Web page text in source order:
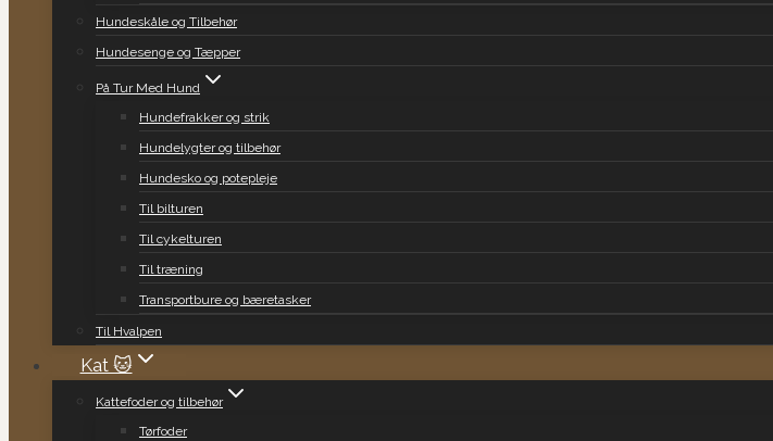
Hundeskåle og Tilbehør
Hundesenge og Tæpper
På Tur Med Hund
Hundefrakker og strik
Hundelygter og tilbehør
Hundesko og potepleje
Til bilturen
Til cykelturen
Til træning
Transportbure og bæretasker
Til Hvalpen
Kat 🐱
Kattefoder og tilbehør
Tørfoder